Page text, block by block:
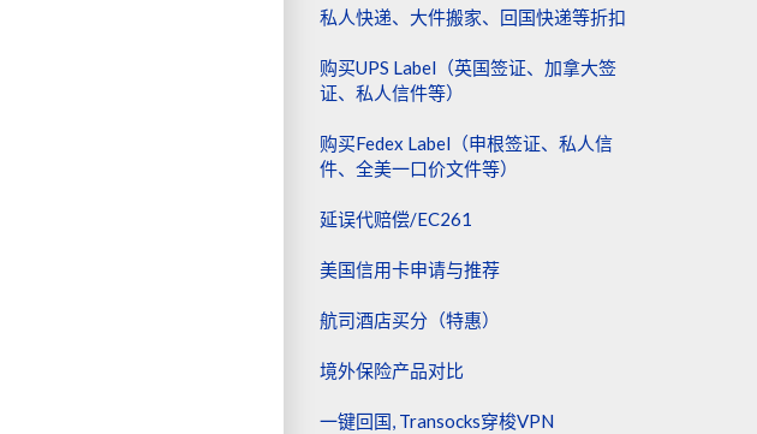
私人快递、大件搬家、回国快递等折扣
购买UPS Label（英国签证、加拿大签
证、私人信件等）
购买Fedex Label（申根签证、私人信
件、全美一口价文件等）
延误代赔偿/EC261
美国信用卡申请与推荐
航司酒店买分（特惠）
境外保险产品对比
一键回国, Transocks穿梭VPN